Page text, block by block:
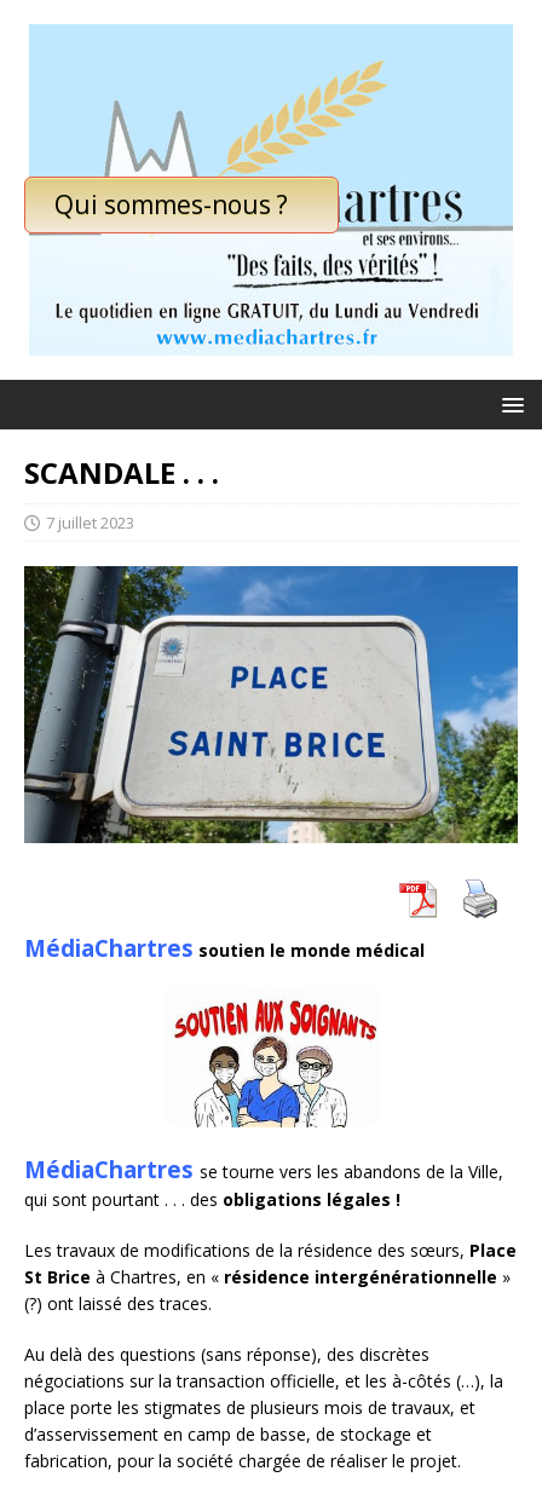
Qui sommes-nous ?
SCANDALE . . .
7 juillet 2023
MédiaChartres soutien le monde médical
MédiaChartres se tourne vers les abandons de la Ville,
qui sont pourtant . . . des obligations légales !
Les travaux de modifications de la résidence des sœurs, Place
St Brice à Chartres, en « résidence intergénérationnelle »
(?) ont laissé des traces.
Au delà des questions (sans réponse), des discrètes
négociations sur la transaction officielle, et les à-côtés (…), la
place porte les stigmates de plusieurs mois de travaux, et
d’asservissement en camp de basse, de stockage et
fabrication, pour la société chargée de réaliser le projet.